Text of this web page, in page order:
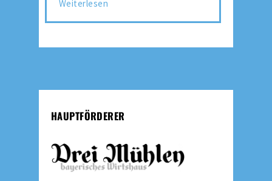
Weiterlesen
HAUPTFÖRDERER